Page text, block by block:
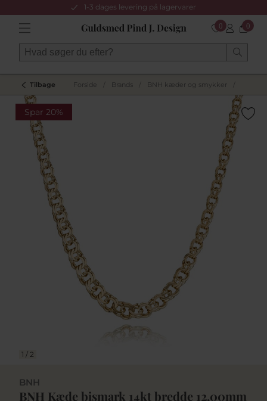
1-3 dages levering på lagervarer
0 0
Tilbage Forside Brands BNH kæder og smykker
Spar 20%
1 / 2
BNH
BNH Kæde bismark 14kt bredde 12,00mm